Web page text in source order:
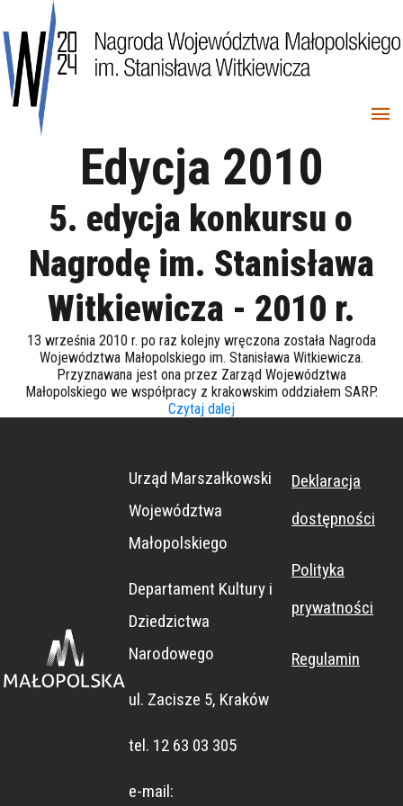
Edycja 2010
5. edycja konkursu o
Nagrodę im. Stanisława
Witkiewicza - 2010 r.
13 września 2010 r. po raz kolejny wręczona została Nagroda
Województwa Małopolskiego im. Stanisława Witkiewicza.
Przyznawana jest ona przez Zarząd Województwa
Małopolskiego we współpracy z krakowskim oddziałem SARP.
Czytaj dalej
Urząd Marszałkowski
Województwa
Małopolskiego
Departament Kultury i
Dziedzictwa
Narodowego
ul. Zacisze 5, Kraków
tel. 12 63 03 305
e-mail:
Deklaracja
dostępności
Polityka
prywatności
Regulamin